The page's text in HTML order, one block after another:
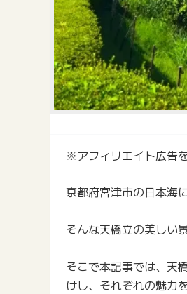
※アフィリエイト広告
京都府宮津市の日本海
そんな天橋立の美しい
そこで本記事では、天
けし、それぞれの魅力